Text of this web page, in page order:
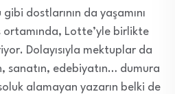
dostlarının da yaşamını
Lotte’yle birlikte
Dolayısıyla mektuplar da
sanatın, edebiyatın… dumura
alamayan yazarın belki de